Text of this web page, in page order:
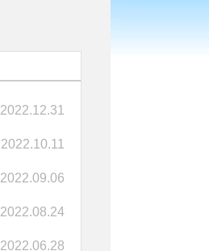
2022.12.31
2022.10.11
2022.09.06
2022.08.24
2022.06.28